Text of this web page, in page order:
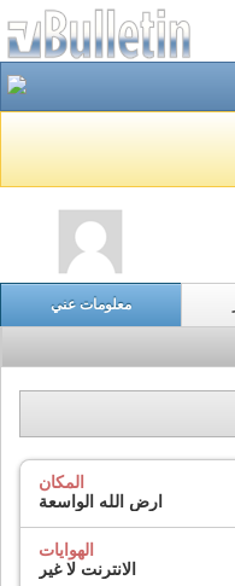
معلومات عني
المكان
ارض الله الواسعة
الهوايات
الانترنت لا غير